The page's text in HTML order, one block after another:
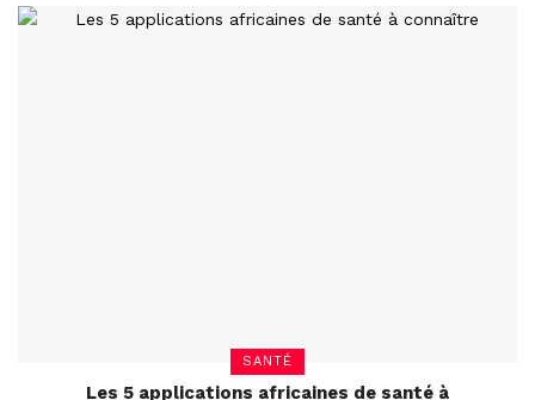
SANTÉ
Les 5 applications africaines de santé à